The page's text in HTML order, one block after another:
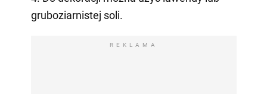
gruboziarnistej soli.
REKLAMA